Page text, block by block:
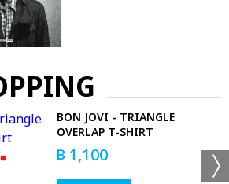
BON JOVI - TRIANGLE
OVERLAP T-SHIRT
฿ 1,100